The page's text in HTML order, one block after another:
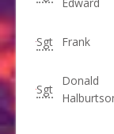
Sgt Frank
Sgt
Donald